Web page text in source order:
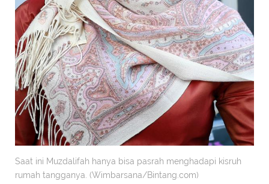
Saat ini Muzdalifah hanya bisa pasrah menghadapi kisruh
rumah tangganya. (Wimbarsana/Bintang.com)